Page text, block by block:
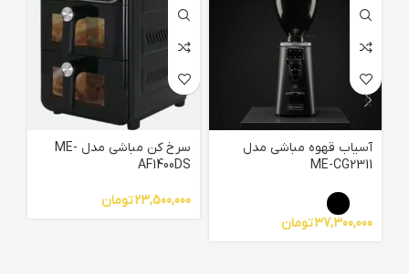
آسیاب قهوه مباشی مدل
ME-CG2311
37,300,000تومان
سرخ کن مباشی مدل ME-
AF1400DS
23,500,000تومان